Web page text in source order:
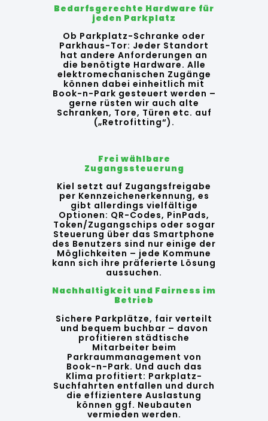
Bedarfsgerechte Hardware für
jeden Parkplatz
Ob Parkplatz-Schranke oder
Parkhaus-Tor: Jeder Standort
hat andere Anforderungen an
die benötigte Hardware. Alle
elektromechanischen Zugänge
können dabei einheitlich mit
Book-n-Park gesteuert werden –
gerne rüsten wir auch alte
Schranken, Tore, Türen etc. auf
(„Retrofitting“).
Frei wählbare
Zugangssteuerung
Kiel setzt auf Zugangsfreigabe
per Kennzeichenerkennung, es
gibt allerdings vielfältige
Optionen: QR-Codes, PinPads,
Token/Zugangschips oder sogar
Steuerung über das Smartphone
des Benutzers sind nur einige der
Möglichkeiten – jede Kommune
kann sich ihre präferierte Lösung
aussuchen.
Nachhaltigkeit und Fairness im
Betrieb
Sichere Parkplätze, fair verteilt
und bequem buchbar – davon
profitieren städtische
Mitarbeiter beim
Parkraummanagement von
Book-n-Park. Und auch das
Klima profitiert: Parkplatz-
Suchfahrten entfallen und durch
die effizientere Auslastung
können ggf. Neubauten
vermieden werden.